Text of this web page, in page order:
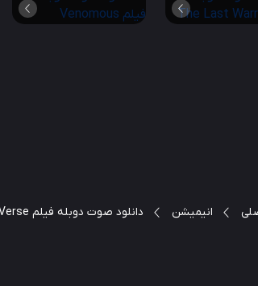
انیمیشن دانلود صوت دوبله فیلم Spider-Man: Into the Spider-Verse